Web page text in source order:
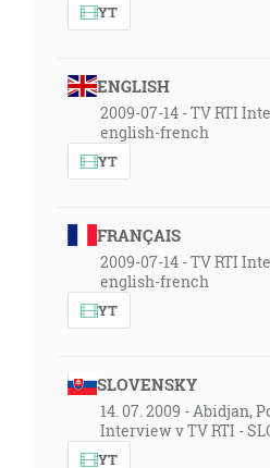
YT
ENGLISH
2009-07-14 - TV RTI
english-french
YT
FRANÇAIS
2009-07-14 - TV RTI
english-french
YT
SLOVENSKY
14. 07. 2009 - Abidjan,
Interview v TV RTI -
YT